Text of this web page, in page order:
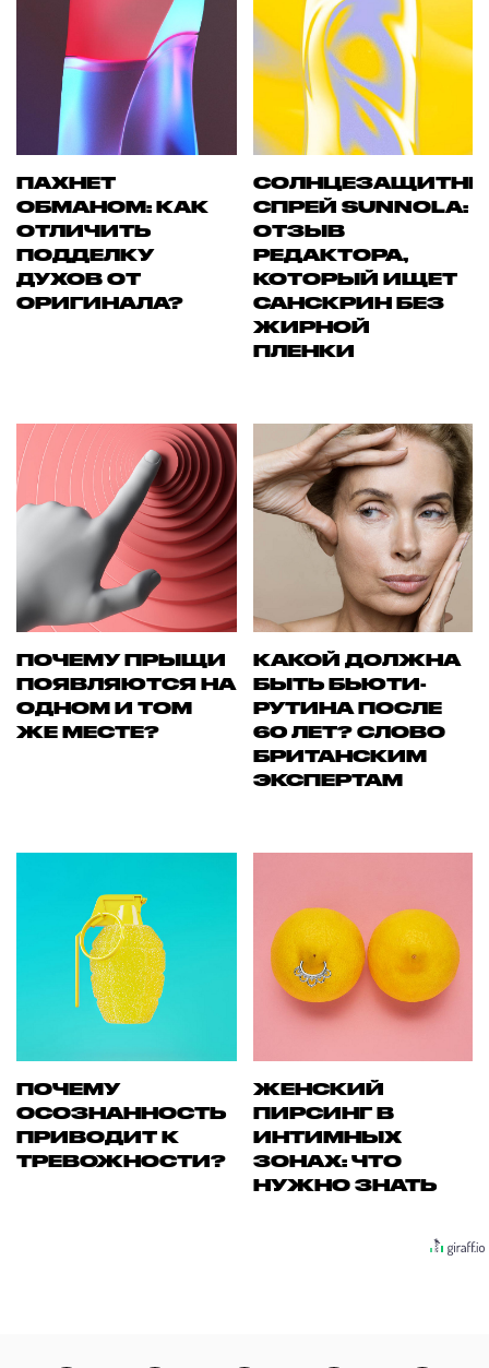
ПАХНЕТ
ОБМАНОМ: КАК
ОТЛИЧИТЬ
ПОДДЕЛКУ
ДУХОВ ОТ
ОРИГИНАЛА?
СПРЕЙ SUNNOLA:
ОТЗЫВ
РЕДАКТОРА,
КОТОРЫЙ ИЩЕТ
САНСКРИН БЕЗ
ЖИРНОЙ
ПЛЕНКИ
ПОЧЕМУ ПРЫЩИ
ПОЯВЛЯЮТСЯ НА
ОДНОМ И ТОМ
ЖЕ МЕСТЕ?
КАКОЙ ДОЛЖНА
БЫТЬ БЬЮТИ-
РУТИНА ПОСЛЕ
60 ЛЕТ? СЛОВО
БРИТАНСКИМ
ЭКСПЕРТАМ
ПОЧЕМУ
ОСОЗНАННОСТЬ
ПРИВОДИТ К
ТРЕВОЖНОСТИ?
ЖЕНСКИЙ
ПИРСИНГ В
ИНТИМНЫХ
ЗОНАХ: ЧТО
НУЖНО ЗНАТЬ